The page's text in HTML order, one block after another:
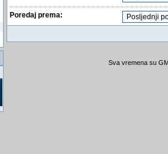
Poredaj prema:
Sva vremena su